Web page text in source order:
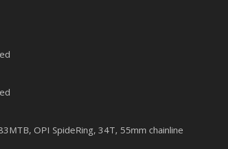
OPI SpideRing, 34T, 55mm chainline